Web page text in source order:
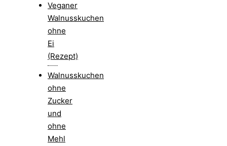
Veganer
Walnusskuchen
ohne
Ei
(Rezept)
Walnusskuchen
ohne
Zucker
und
ohne
Mehl